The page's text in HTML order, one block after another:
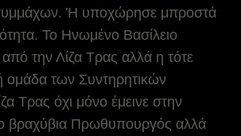
Ή υποχώρησε μπροστά
Το Ηνωμένο Βασίλειο
την Λίζα Τρας αλλά η τότε
ομάδα των Συντηρητικών
Τρας όχι μόνο έμεινε στην
βραχύβια Πρωθυπουργός αλλά